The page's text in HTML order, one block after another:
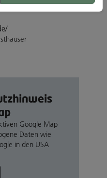
Regensburg
Google Map
Daten wie
in den USA